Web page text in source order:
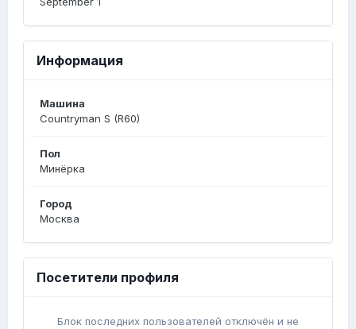
Информация
Машина
Countryman S (R60)
Пол
Минёрка
Город
Москва
Посетители профиля
Блок последних пользователей отключён и не